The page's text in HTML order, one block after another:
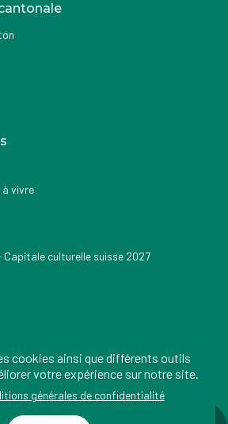
à vivre
culturelle suisse 2027
cookies ainsi que différents outils
votre expérience sur notre site.
générales de confidentialité